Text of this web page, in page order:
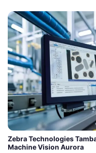
Zebra Technologies
Machine Vision Aurora